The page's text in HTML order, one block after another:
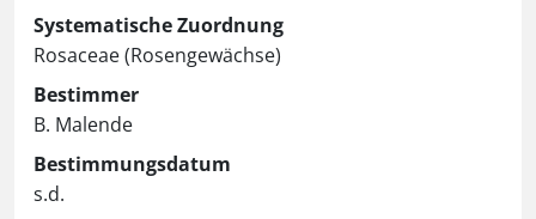
Systematische Zuordnung
Rosaceae (Rosengewächse)
Bestimmer
B. Malende
Bestimmungsdatum
s.d.